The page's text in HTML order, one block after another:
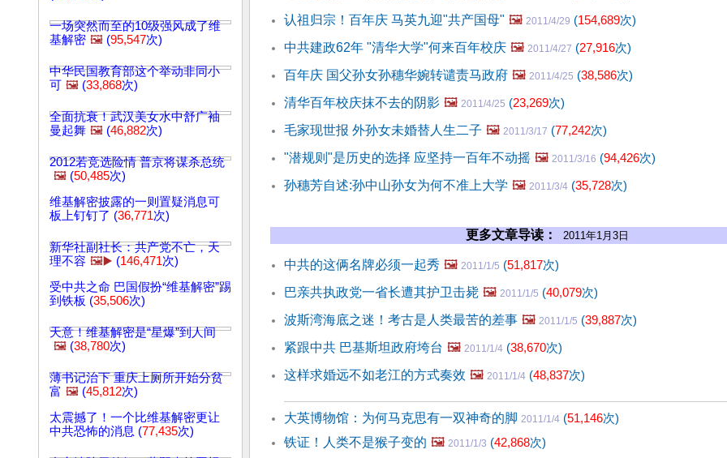
一场突然而至的10级强风成了维
基解密 🖼️ (95,547次)
中华民国教育部这个举动非同小
可 🖼️ (33,868次)
全面抗衰！武汉美女水中舒广袖
曼起舞 🖼️ (46,882次)
2012若竞选险情 普京将谋杀总统
🖼️ (50,485次)
维基解密披露的一则置疑消息可
板上钉钉了 (36,771次)
新华社副社长：共产党不亡，天
理不容 🖼️▶️ (146,471次)
受中共之命 巴国假扮“维基解密”踢
到铁板 (35,506次)
天意！维基解密是“星爆”到人间
🖼️ (38,780次)
薄书记治下 重庆上厕所开始分贫
富 🖼️ (45,812次)
太震撼了！一个比维基解密更让
中共恐怖的消息 (77,435次)
认祖归宗！百年庆 马英九迎"共产国母" 🖼️ 2011/4/29 (154,689次)
中共建政62年 "清华大学"何来百年校庆 🖼️ 2011/4/27 (27,916次)
百年庆 国父孙女孙穗华婉转谴责马政府 🖼️ 2011/4/25 (38,586次)
清华百年校庆抹不去的阴影 🖼️ 2011/4/25 (23,269次)
毛家现世报 外孙女未婚替人生二子 🖼️ 2011/3/17 (77,242次)
"潜规则"是历史的选择 应坚持一百年不动摇 🖼️ 2011/3/16 (94,426次)
孙穗芳自述:孙中山孙女为何不准上大学 🖼️ 2011/3/4 (35,728次)
更多文章导读： 2011年1月3日
中共的这俩名牌必须一起秀 🖼️ 2011/1/5 (51,817次)
巴亲共执政党一省长遭其护卫击毙 🖼️ 2011/1/5 (40,079次)
波斯湾海底之迷！考古是人类最苦的差事 🖼️ 2011/1/5 (39,887次)
紧跟中共 巴基斯坦政府垮台 🖼️ 2011/1/4 (38,670次)
这样求婚远不如老江的方式奏效 🖼️ 2011/1/4 (48,837次)
大英博物馆：为何马克思有一双神奇的脚 2011/1/4 (51,146次)
铁证！人类不是猴子变的 🖼️ 2011/1/3 (42,868次)